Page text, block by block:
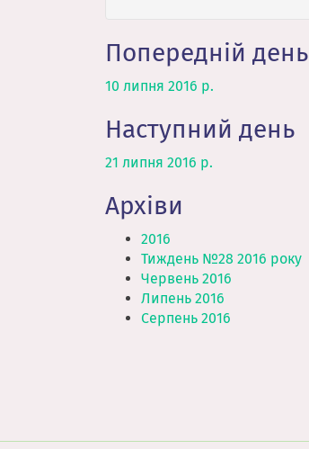
Попередній день
10 липня 2016 р.
Наступний день
21 липня 2016 р.
Архіви
2016
Тиждень №28 2016 року
Червень 2016
Липень 2016
Серпень 2016